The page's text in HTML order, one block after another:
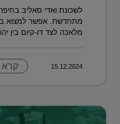
לשכונת ואדי סאליב
מתחדשת. אפשר למצוא בה
מלאכה לצד דו-קיום בין
15.12.2024 קרא